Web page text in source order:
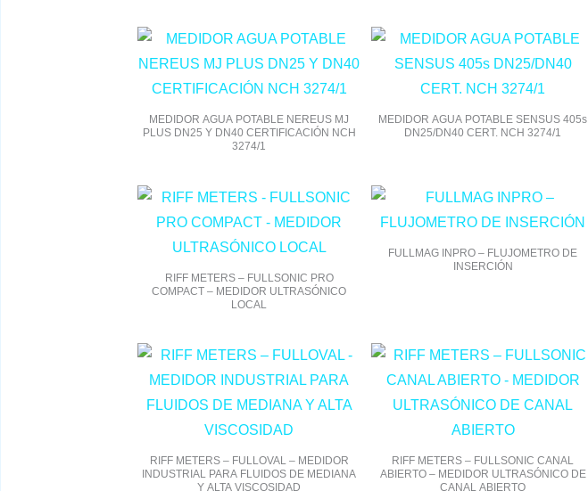
MEDIDOR AGUA POTABLE NEREUS MJ
PLUS DN25 Y DN40 CERTIFICACIÓN NCH
3274/1
MEDIDOR AGUA POTABLE SENSUS 405s
DN25/DN40 CERT. NCH 3274/1
RIFF METERS – FULLSONIC PRO
COMPACT – MEDIDOR ULTRASÓNICO
LOCAL
FULLMAG INPRO – FLUJOMETRO DE
INSERCIÓN
RIFF METERS – FULLOVAL – MEDIDOR
INDUSTRIAL PARA FLUIDOS DE MEDIANA
Y ALTA VISCOSIDAD
RIFF METERS – FULLSONIC CANAL
ABIERTO – MEDIDOR ULTRASÓNICO DE
CANAL ABIERTO